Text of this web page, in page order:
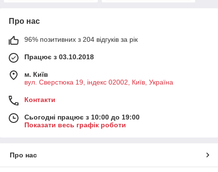
Про нас
96% позитивних з 204 відгуків за рік
Працює з 03.10.2018
м. Київ
вул. Сверстюка 19, індекс 02002, Київ, Україна
Контакти
Сьогодні працює з 10:00 до 19:00
Показати весь графік роботи
Про нас